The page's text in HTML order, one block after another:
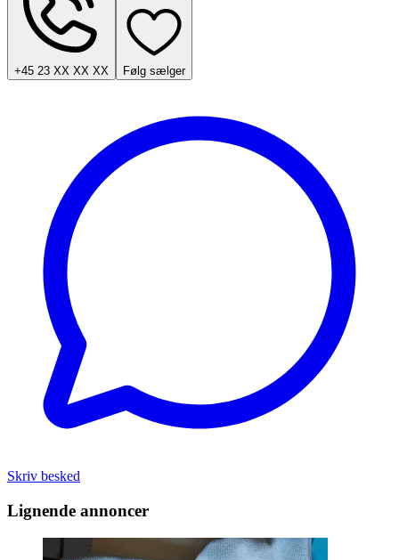
+45 23 XX XX XX Følg sælger
Skriv besked
Lignende annoncer